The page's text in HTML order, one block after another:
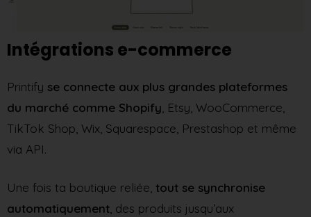
Intégrations e-commerce
Printify se connecte aux plus grandes plateformes
du marché comme Shopify , Etsy, WooCommerce,
TikTok Shop, Wix, Squarespace, Prestashop et même
via API.
Une fois ta boutique reliée, tout se synchronise
automatiquement, des produits jusqu’aux